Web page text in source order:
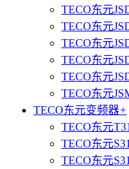
TECO东元
TECO东元
TECO东元
TECO东元
TECO东元
TECO东元
TECO东元变频器+
TECO东元
TECO东元
TECO东元